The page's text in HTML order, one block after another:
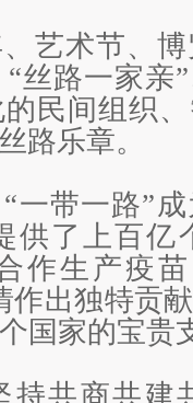
艺术节、
丝路一家亲
民间组织
路乐章。
一带一路”
供了上百亿
作生产疫
作出独特贡
国家的宝贵
持共商共建